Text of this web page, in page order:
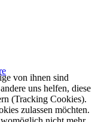
von ihnen sind
uns helfen, diese
(Tracking Cookies).
zulassen möchten.